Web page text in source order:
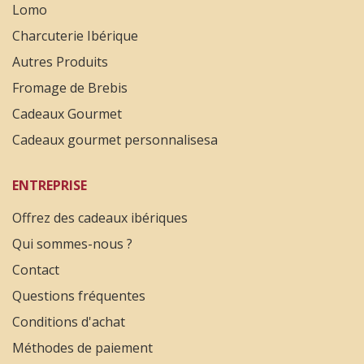
Muy buen jamón
Jose carlos
3 Mars 2021
Excelente producto, es la primera vez que compro y
Antonio Quirós Casado
He esperado a poner una reseña tras hacer mi
segundo pedido para confirmar que las opiniones
ahí va. Cuando seleccioné Jamones Benito Pérez
Lomo
Charcuterie Ibérique
Autres Produits
Fromage de Brebis
Cadeaux Gourmet
Cadeaux gourmet personnalisesa
ENTREPRISE
Offrez des cadeaux ibériques
Qui sommes-nous ?
Contact
Questions fréquentes
Conditions d'achat
Méthodes de paiement